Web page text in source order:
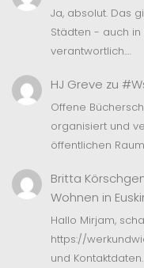
Ja, absolut. Das
Städten - auch in
verantwortlich.…
HJ Greve zu
Offene
organisiert und
öffentlichen
Britta
Wohnen in
Hallo Mirjam,
https://
und